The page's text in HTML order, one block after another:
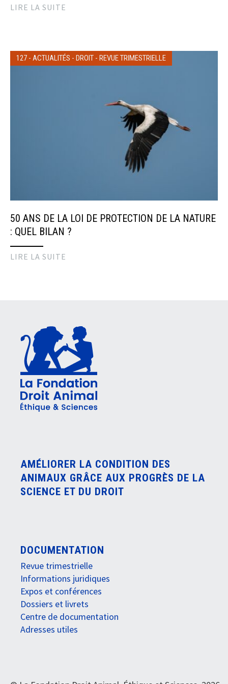
LIRE LA SUITE
127 - ACTUALITÉS - DROIT - REVUE TRIMESTRIELLE
50 ANS DE LA LOI DE PROTECTION DE LA NATURE
: QUEL BILAN ?
LIRE LA SUITE
AMÉLIORER LA CONDITION DES
ANIMAUX GRÂCE AUX PROGRÈS DE LA
SCIENCE ET DU DROIT
DOCUMENTATION
Revue trimestrielle
Informations juridiques
Expos et conférences
Dossiers et livrets
Centre de documentation
Adresses utiles